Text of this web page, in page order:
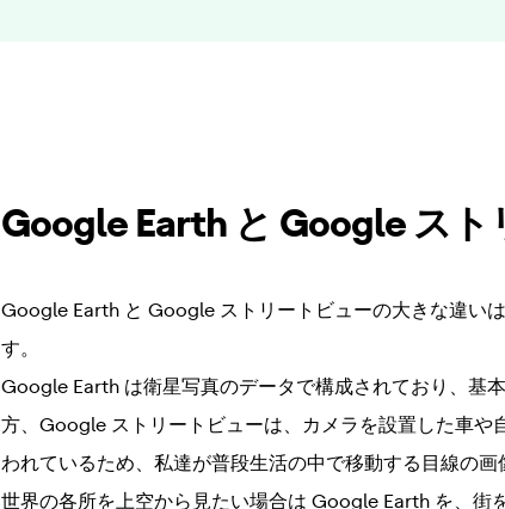
Google Earth と Google ス
Google Earth と Google ストリートビューの大きな違い
す。
Google Earth は衛星写真のデータで構成されており、基
方、Google ストリートビューは、カメラを設置した車や
われているため、私達が普段生活の中で移動する目線の画
世界の各所を上空から見たい場合は Google Earth を、街